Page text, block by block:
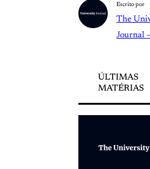
Escrito por
The
Journal
ÚLTIMAS
MATÉRIAS